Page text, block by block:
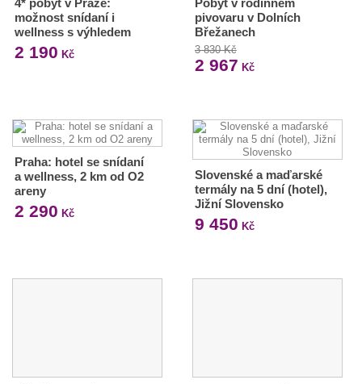
4* pobyt v Praze:
možnost snídaní i
wellness s výhledem
2 190 Kč
Pobyt v rodinném
pivovaru v Dolních
Břežanech
3 830 Kč
2 967 Kč
Praha: hotel se snídaní
a wellness, 2 km od O2
areny
2 290 Kč
Slovenské a maďarské
termály na 5 dní (hotel),
Jižní Slovensko
9 450 Kč